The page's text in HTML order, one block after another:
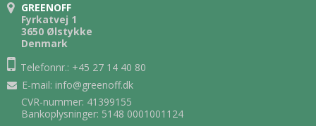
GREENOFF
Fyrkatvej 1
3650 Ølstykke
Denmark
Telefonnr.: +45 27 14 40 80
E-mail: info@greenoff.dk
CVR-nummer: 41399155
Bankoplysninger: 5148 0001001124